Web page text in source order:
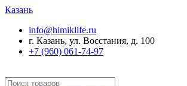
Казань
info@himiklife.ru
г. Казань, ул. Восстания, д. 100
+7 (960) 061-74-97